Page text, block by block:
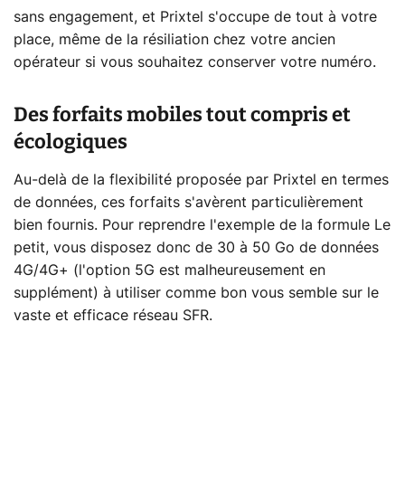
sans engagement, et Prixtel s'occupe de tout à votre
place, même de la résiliation chez votre ancien
opérateur si vous souhaitez conserver votre numéro.
Des forfaits mobiles tout compris et
écologiques
Au-delà de la flexibilité proposée par Prixtel en termes
de données, ces forfaits s'avèrent particulièrement
bien fournis. Pour reprendre l'exemple de la formule Le
petit, vous disposez donc de 30 à 50 Go de données
4G/4G+ (l'option 5G est malheureusement en
supplément) à utiliser comme bon vous semble sur le
vaste et efficace réseau SFR.